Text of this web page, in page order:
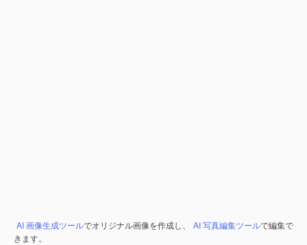
AI 画像生成ツールでオリジナル画像を作成し、 AI 写真編集ツールで編集で
きます。